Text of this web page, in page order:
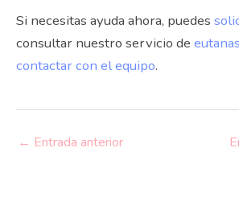
Si necesitas ayuda ahora, puedes
consultar nuestro servicio de
contactar con el equipo.
← Entrada anterior